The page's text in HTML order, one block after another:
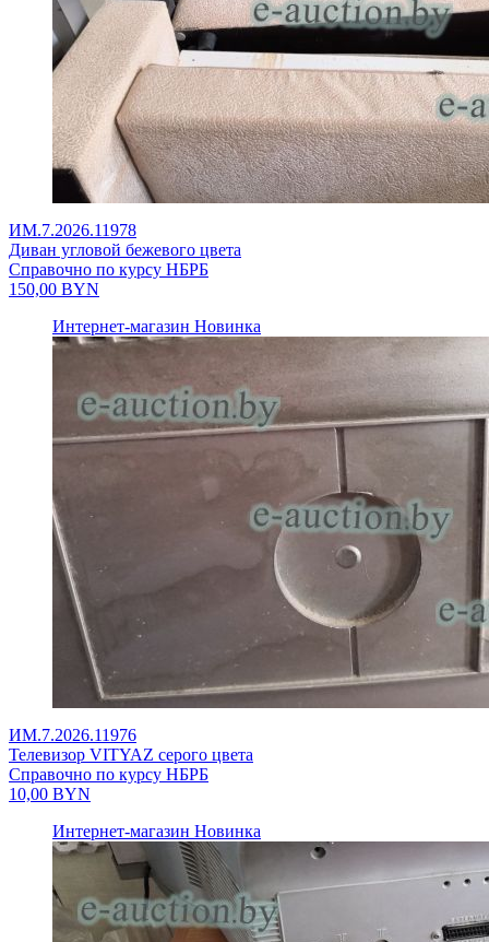
ИМ.7.2026.11978
Диван угловой бежевого цвета
Справочно по курсу НБРБ
150,00 BYN
Интернет-магазин Новинка
ИМ.7.2026.11976
Телевизор VITYAZ серого цвета
Справочно по курсу НБРБ
10,00 BYN
Интернет-магазин Новинка